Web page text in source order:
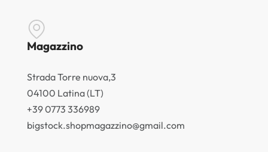
Magazzino
Strada Torre nuova,3
04100 Latina (LT)
+39 0773 336989
bigstock.shopmagazzino@gmail.com